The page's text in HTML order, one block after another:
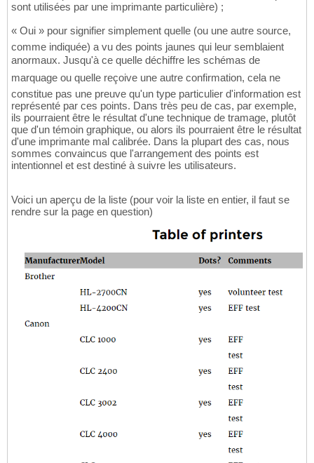
sont utilisées par une imprimante particulière) ;
« Oui » pour signifier simplement quelle (ou une autre source,
comme indiquée) a vu des points jaunes qui leur semblaient
anormaux. Jusqu'à ce quelle déchiffre les schémas de
marquage ou quelle reçoive une autre confirmation, cela ne
constitue pas une preuve qu'un type particulier d'information est
représenté par ces points. Dans très peu de cas, par exemple,
ils pourraient être le résultat d'une technique de tramage, plutôt
que d'un témoin graphique, ou alors ils pourraient être le résultat
d'une imprimante mal calibrée. Dans la plupart des cas, nous
sommes convaincus que l'arrangement des points est
intentionnel et est destiné à suivre les utilisateurs.
Voici un aperçu de la liste (pour voir la liste en entier, il faut se
rendre sur la page en question)